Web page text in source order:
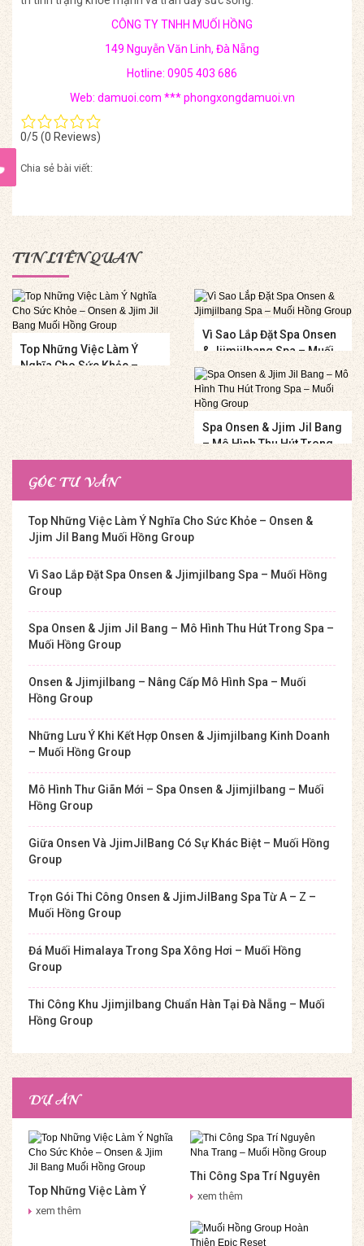
CÔNG TY TNHH MUỐI HỒNG
149 Nguyễn Văn Linh, Đà Nẵng
Hotline: 0905 403 686
Web: damuoi.com ***phongxongdamuoi.vn
0/5 (0 Reviews)
Chia sẻ bài viết:
TIN LIÊN QUAN
Top Những Việc Làm Ý
Nghĩa Cho Sức Khỏe –
Onsen & Jjim Jil Bang
Muối Hồng Group
Vì Sao Lắp Đặt Spa Onsen
& Jjimjilbang Spa – Muối
Hồng Group
Spa Onsen & Jjim Jil Bang
– Mô Hình Thu Hút Trong
Spa – Muối Hồng Group
GÓC TƯ VẤN
Top Những Việc Làm Ý Nghĩa Cho Sức Khỏe – Onsen &
Jjim Jil Bang Muối Hồng Group
Vì Sao Lắp Đặt Spa Onsen & Jjimjilbang Spa – Muối Hồng
Group
Spa Onsen & Jjim Jil Bang – Mô Hình Thu Hút Trong Spa –
Muối Hồng Group
Onsen & Jjimjilbang – Nâng Cấp Mô Hình Spa – Muối
Hồng Group
Những Lưu Ý Khi Kết Hợp Onsen & Jjimjilbang Kinh Doanh
– Muối Hồng Group
Mô Hình Thư Giãn Mới – Spa Onsen & Jjimjilbang – Muối
Hồng Group
Giữa Onsen Và JjimJilBang Có Sự Khác Biệt – Muối Hồng
Group
Trọn Gói Thi Công Onsen & JjimJilBang Spa Từ A – Z –
Muối Hồng Group
Đá Muối Himalaya Trong Spa Xông Hơi – Muối Hồng
Group
Thi Công Khu Jjimjilbang Chuẩn Hàn Tại Đà Nẵng – Muối
Hồng Group
DỰ ÁN
Top Những Việc Làm Ý
Nghĩa Cho Sức Khỏe –
xem thêm
Thi Công Spa Trí Nguyên
Nha Trang – Muối Hồng
xem thêm